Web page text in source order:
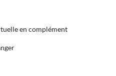
en complément